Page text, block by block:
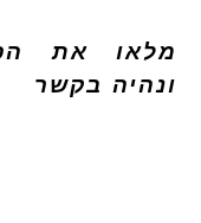
מלאו את
ונהיה בקשר